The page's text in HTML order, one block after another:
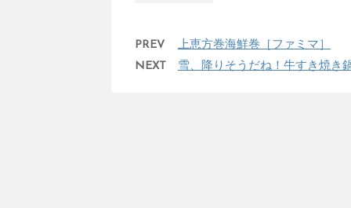
PREV
上恵方巻海鮮巻［ファミマ］
NEXT
雪、降りそうだね！牛すき焼き